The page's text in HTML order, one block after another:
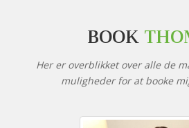
BOOK
Her er overblikket over alle de
muligheder for at booke